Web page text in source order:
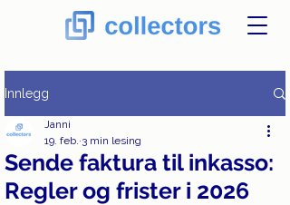
Innlegg
Sende faktura til inkasso:
Regler og frister i 2026
Janni
19. feb. 3 min lesing